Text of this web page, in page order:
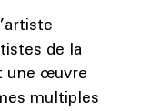
de la
une œuvre
multiples